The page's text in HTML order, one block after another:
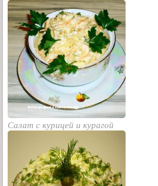
Салат с курицей и курагой